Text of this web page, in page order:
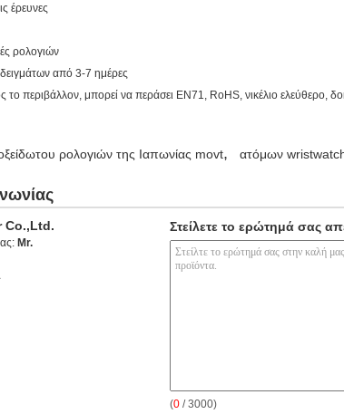
έρευνες
ρολογιών
από 3-7 ημέρες
το περιβάλλον, μπορεί να περάσει EN71, RoHS, νικέλιο ελεύθερο,
ρολογιών της Ιαπωνίας movt, ατόμων
Co.,Ltd.
Mr.
Στείλετε το ερώτημά σας
(0 / 3000)